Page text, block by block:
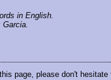
in English.
Garcia.
page, please don't